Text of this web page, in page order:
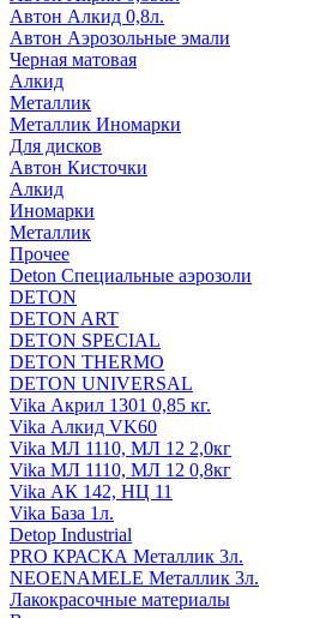
Автон Алкид 0,8л.
Автон Аэрозольные эмали
Черная матовая
Алкид
Металлик
Металлик Иномарки
Для дисков
Автон Кисточки
Алкид
Иномарки
Металлик
Прочее
Deton Специальные аэрозоли
DETON
DETON ART
DETON SPECIAL
DETON THERMO
DETON UNIVERSAL
Vika Акрил 1301 0,85 кг.
Vika Алкид VK60
Vika МЛ 1110, МЛ 12 2,0кг
Vika МЛ 1110, МЛ 12 0,8кг
Vika АК 142, НЦ 11
Vika База 1л.
Detop Industrial
PRO КРАСКА Металлик 3л.
NEOENAMELE Металлик 3л.
Лакокрасочные материалы